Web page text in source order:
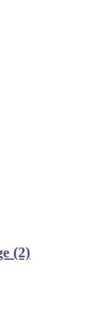
(2)